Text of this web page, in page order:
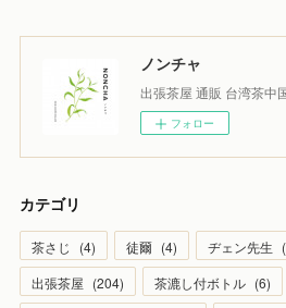
ノンチャ
出張茶屋 通販 台湾茶中
フォロー
カテゴリ
茶さじ (4) 徒爾 (4) ヂェン先生 (
出張茶屋 (204) 茶漉し付ボトル (6)